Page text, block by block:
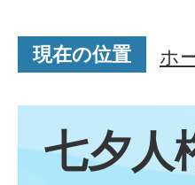
現在の位置 ホ
七夕人